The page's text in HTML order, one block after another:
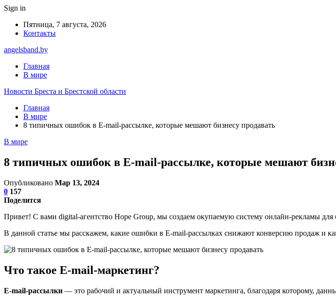
Sign in
Пятница, 7 августа, 2026
Контакты
angelsband.by
Главная
В мире
Новости Бреста и Брестской области
Главная
В мире
8 типичных ошибок в E-mail-рассылке, которые мешают бизнесу продавать
В мире
8 типичных ошибок в E-mail-рассылке, которые мешают
Опубликовано Мар 13, 2024
0 157
Поделится
Привет! С вами digital-агентство Hope Group, мы создаем окупаемую систему онлайн-рекламы для
В данной статье мы расскажем, какие ошибки в E-mail-рассылках снижают конверсию продаж и
Что такое E-mail-маркетинг?
E-mail-рассылки — это рабочий и актуальный инструмент маркетинга, благодаря которому,